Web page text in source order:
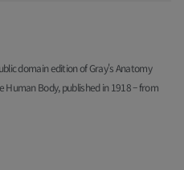
domain edition of Gray's Anatomy
Human Body, published in 1918 – from